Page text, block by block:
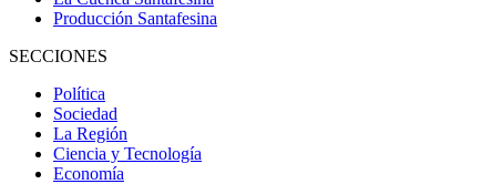
Producción Santafesina
SECCIONES
Política
Sociedad
La Región
Ciencia y Tecnología
Economía